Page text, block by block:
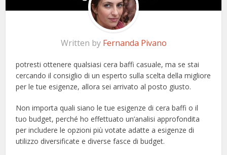
Written by Fernanda Pivano
potresti ottenere qualsiasi cera baffi casuale, ma se stai
cercando il consiglio di un esperto sulla scelta della migliore
per le tue esigenze, allora sei arrivato al posto giusto.
Non importa quali siano le tue esigenze di cera baffi o il
tuo budget, perché ho effettuato un’analisi approfondita
per includere le opzioni più votate adatte a esigenze di
utilizzo diversificate e diverse fasce di budget.